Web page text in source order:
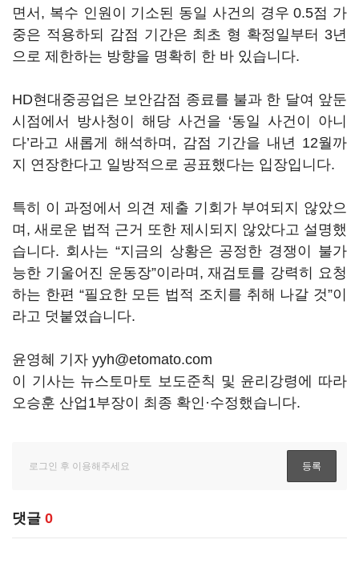
면서, 복수 인원이 기소된 동일 사건의 경우 0.5점 가
중은 적용하되 감점 기간은 최초 형 확정일부터 3년
으로 제한하는 방향을 명확히 한 바 있습니다.
HD현대중공업은 보안감점 종료를 불과 한 달여 앞둔
시점에서 방사청이 해당 사건을 ‘동일 사건이 아니
다’라고 새롭게 해석하며, 감점 기간을 내년 12월까
지 연장한다고 일방적으로 공표했다는 입장입니다.
특히 이 과정에서 의견 제출 기회가 부여되지 않았으
며, 새로운 법적 근거 또한 제시되지 않았다고 설명했
습니다. 회사는 “지금의 상황은 공정한 경쟁이 불가
능한 기울어진 운동장”이라며, 재검토를 강력히 요청
하는 한편 “필요한 모든 법적 조치를 취해 나갈 것”이
라고 덧붙였습니다.
윤영혜 기자 yyh@etomato.com
이 기사는 뉴스토마토 보도준칙 및 윤리강령에 따라
오승훈 산업1부장이 최종 확인·수정했습니다.
댓글 0